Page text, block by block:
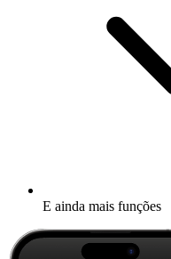
E ainda mais funções